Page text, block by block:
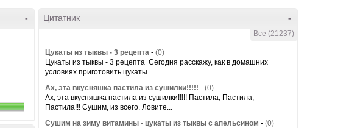
- -
Цитатник
Все (21237)
Цукаты из тыквы - 3 рецепта - (0)
Цукаты из тыквы - 3 рецепта Сегодня расскажу, как в домашних
условиях приготовить цукаты...
Ах, эта вкусняшка пастила из сушилки!!!!! - (0)
Ах, эта вкусняшка пастила из сушилки!!!!! Пастила, Пастила,
Пастила!!! Сушим, из всего. Ловите...
Сушим на зиму витамины - цукаты из тыквы с апельсином - (0)